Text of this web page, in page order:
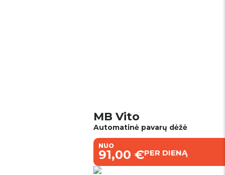
MB Vito
Automatinė pavarų dėžė
NUO
€91,00 €PER DIENĄ